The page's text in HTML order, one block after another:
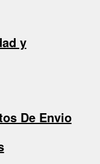
y
De Envio